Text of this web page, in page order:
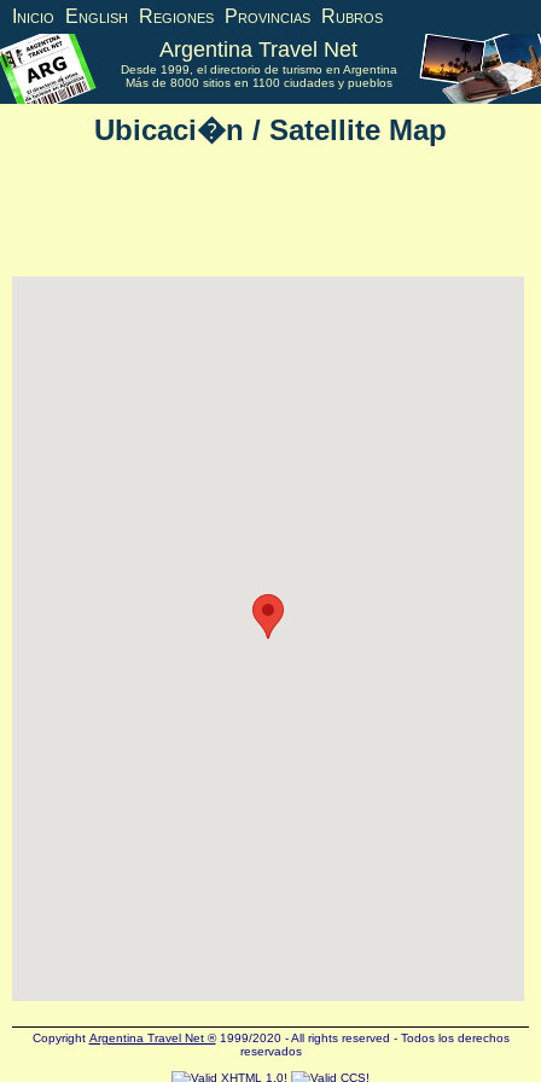
Inicio English Regiones Provincias Rubros
Argentina Travel Net
Desde 1999, el directorio de turismo en Argentina
Más de 8000 sitios en 1100 ciudades y pueblos
Ubicaci�n / Satellite Map
Copyright Argentina Travel Net ®1999/2020 - All rights reserved - Todos los derechos
reservados